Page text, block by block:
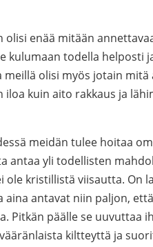
olisi enää mitään
kulumaan todella helposti
olisi myös jotain mitä
iloa kuin aito rakkaus ja
meidän tulee hoitaa
antaa yli todellisten
ole kristillistä viisautta. On
antavat niin paljon,
Pitkän päälle se uuvuttaa
kiltteyttä ja